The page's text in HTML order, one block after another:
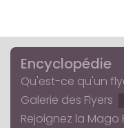
Encyclopédie
Qu'est-ce qu'un
Galerie des Flyers
Rejoignez la Mago